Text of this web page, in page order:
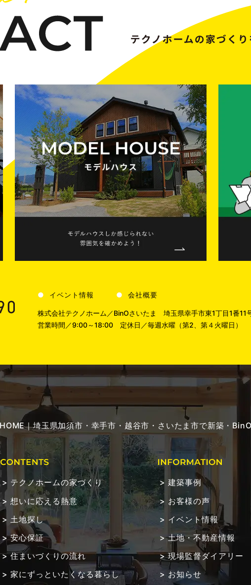
イベント情報 会社概要
株式会社テクノホーム／BinOさいたま
埼玉県幸手市東1丁目1番11
営業時間／9:00～18:00
定休日／毎週水曜（第2、第４火曜日）
HOME｜埼玉県加須市・幸手市・越谷市・さいたま市で新築・
テクノホームの家づくり
想いに応える熱意
土地探し
安心保証
住まいづくりの流れ
家にずっといたくなる暮らし
建築事例
お客様の声
イベント情報
土地・不動産情報
現場監督ダイアリー
お知らせ